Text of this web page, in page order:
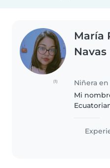
(1)
María
Navas
Niñera en
Mi
disfruto
ellos
que